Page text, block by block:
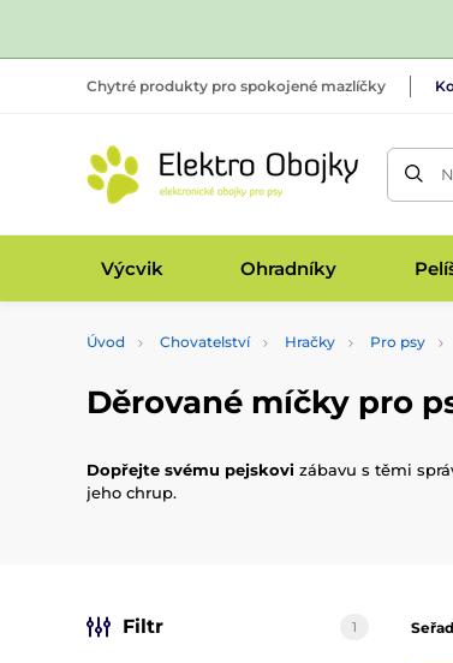
Chytré produkty pro spokojené mazlíčky
Výcvik Ohradníky
Úvod Chovatelství Hračky Pro psy
Děrované míčky pro
Dopřejte svému pejskovi zábavu s těmi
jeho chrup.
Filtr 1